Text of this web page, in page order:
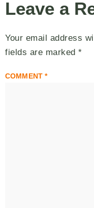
Leave a
Your email address
fields are marked *
COMMENT*